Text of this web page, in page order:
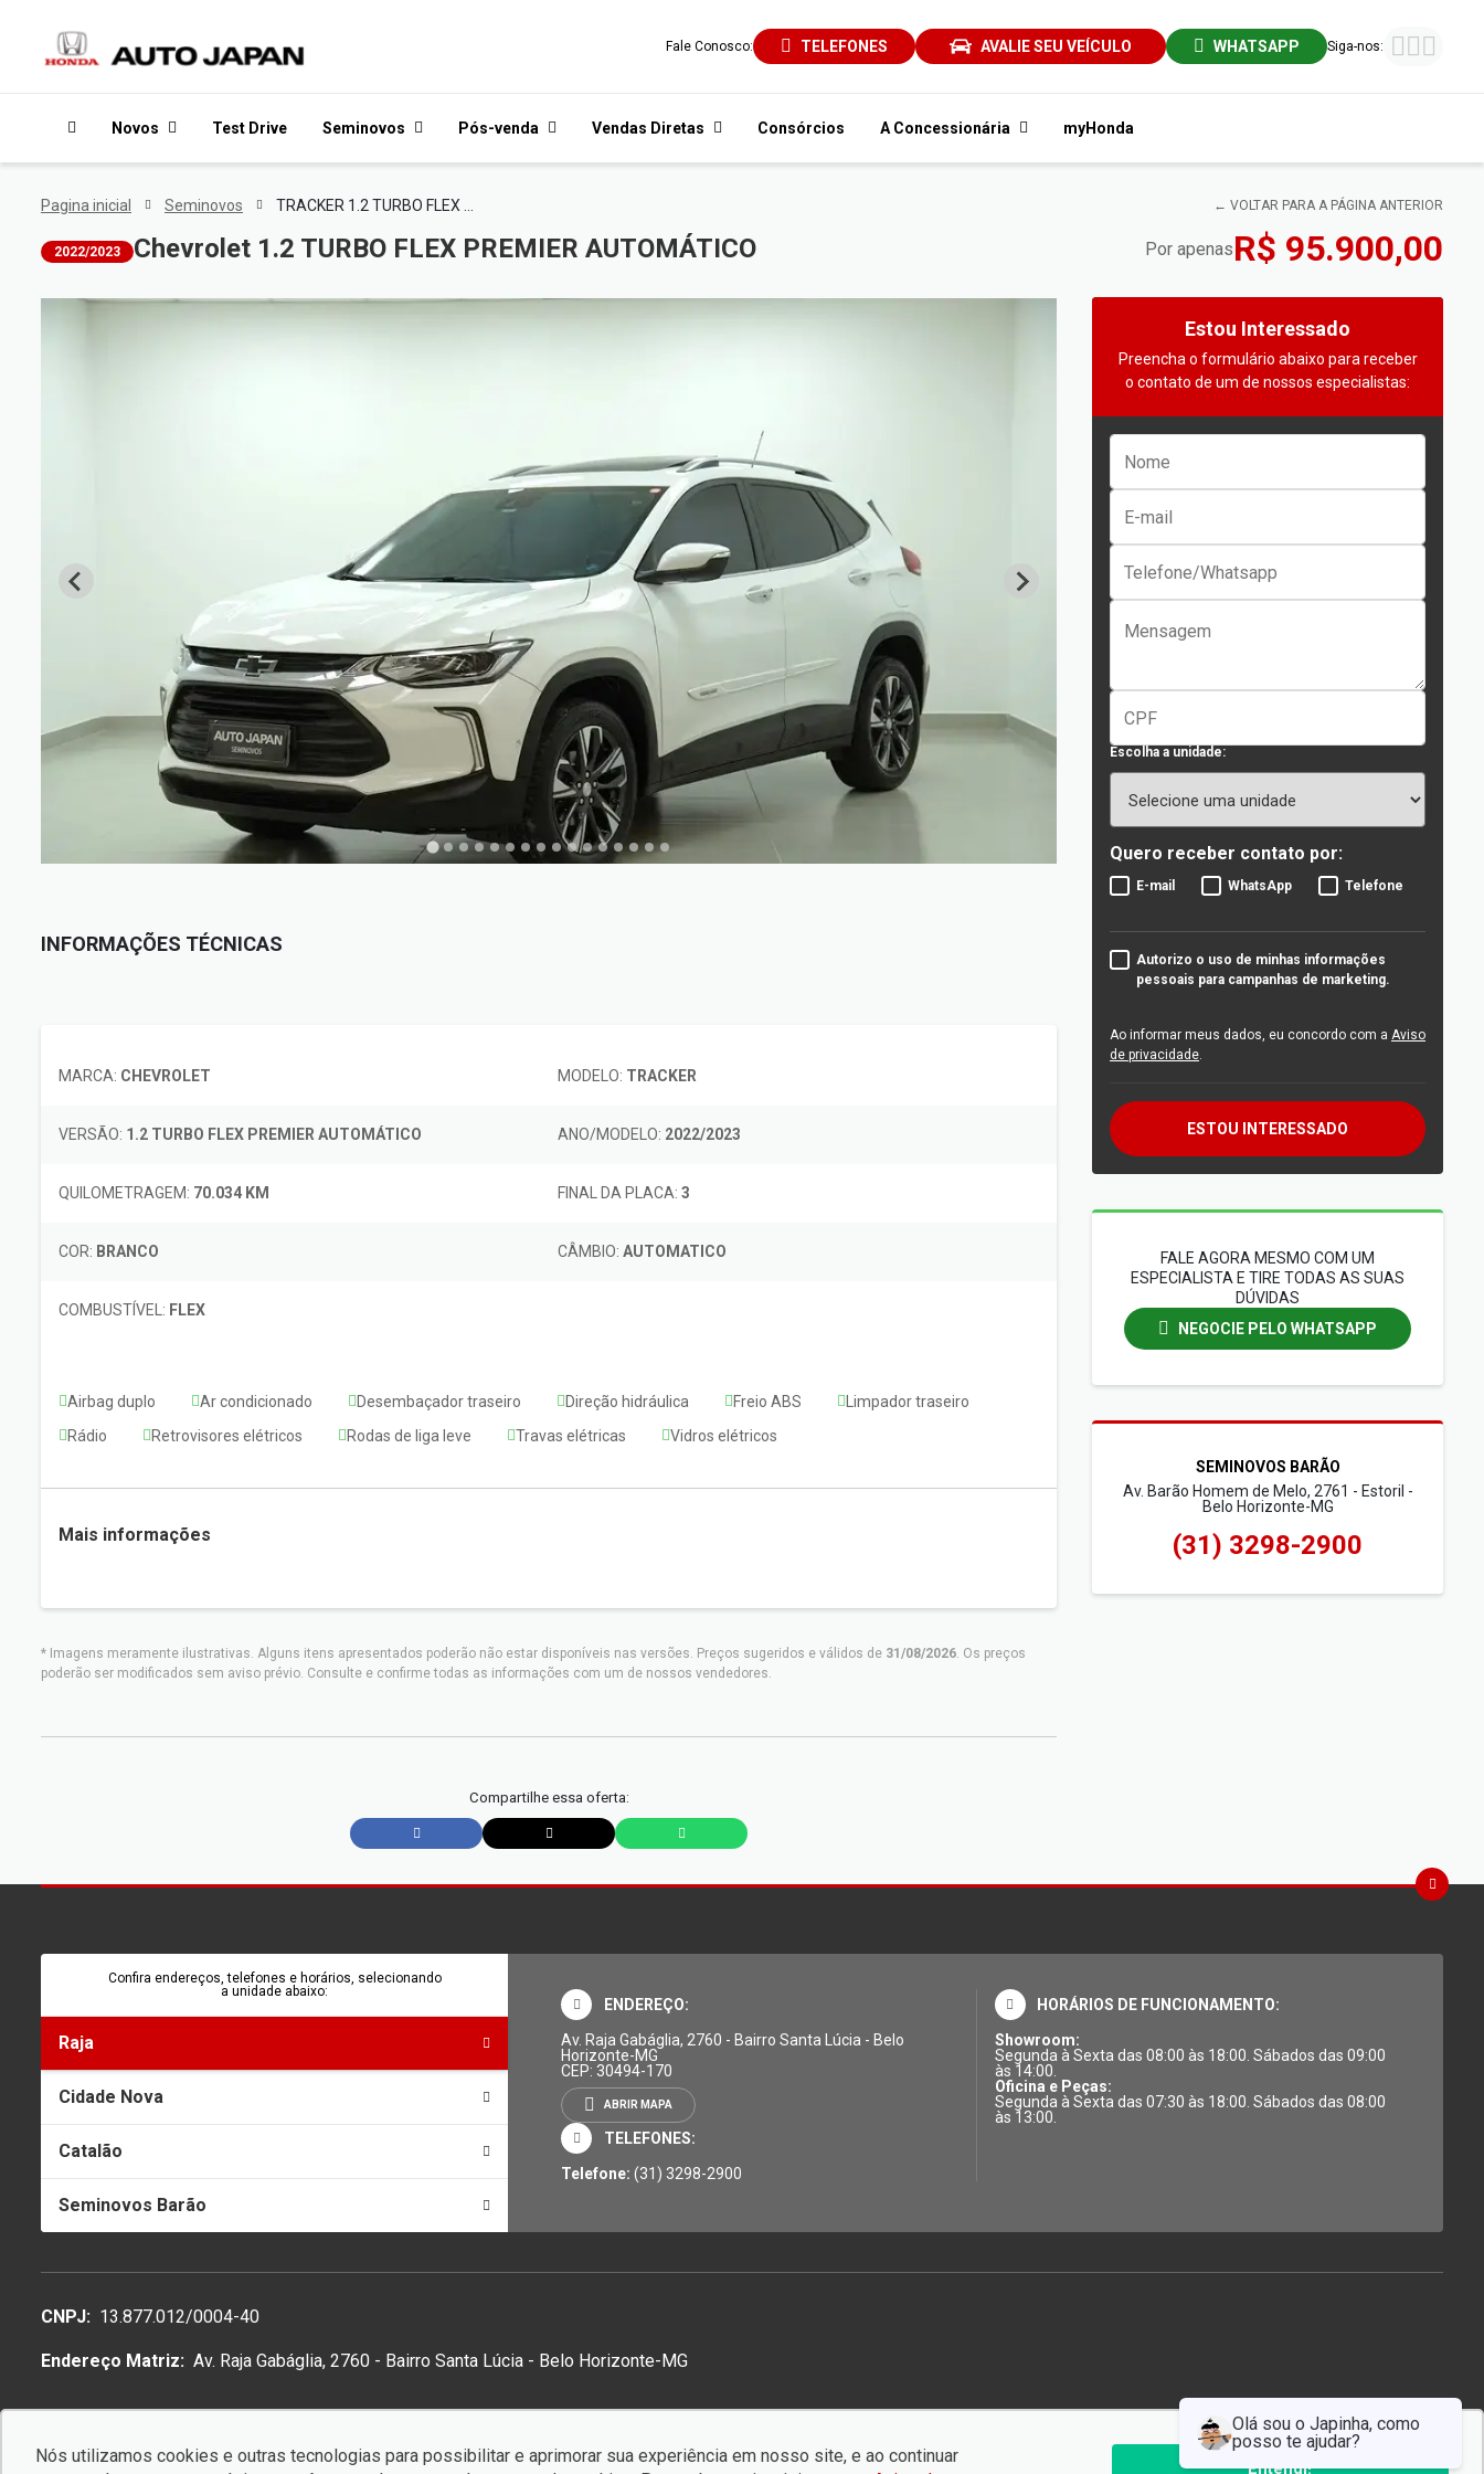
Fale Conosco: TELEFONES AVALIE SEU VEÍCULO WHATSAPP Siga-nos:
Novos Test Drive Seminovos Pós-venda Vendas Diretas Consórcios A Concessionária myHonda
Pagina inicial Seminovos ← VOLTAR PARA A PÁGINA ANTERIOR
2022/2023 Chevrolet 1.2 TURBO FLEX PREMIER AUTOMÁTICO
INFORMAÇÕES TÉCNICAS
MARCA: CHEVROLET MODELO: TRACKER
VERSÃO: 1.2 TURBO FLEX PREMIER AUTOMÁTICO ANO/MODELO: 2022/2023
QUILOMETRAGEM: 70.034 KM FINAL DA PLACA: 3
COR: BRANCO CÂMBIO: AUTOMATICO
COMBUSTÍVEL: FLEX
Airbag duplo Ar condicionado Desembaçador traseiro Direção hidráulica Freio ABS
Limpador traseiro
Rádio
Retrovisores elétricos Rodas de liga leve Travas elétricas Vidros elétricos
Mais informações
* Imagens meramente ilustrativas. Alguns itens apresentados poderão não estar disponíveis nas versões. Preços sugeridos e válidos de 31/08/2026. Os preços
poderão ser modificados sem aviso prévio. Consulte e confirme todas as informações com um de nossos vendedores.
Compartilhe essa oferta:
Por apenasR$ 95.900,00
Estou Interessado
Preencha o formulário abaixo para receber
o contato de um de nossos especialistas:
Escolha a unidade:
Quero receber contato por:
E-mail WhatsApp Telefone
Autorizo o uso de minhas informações
pessoais para campanhas de marketing.
Ao informar meus dados, eu concordo com a Aviso
de privacidade.
ESTOU INTERESSADO
FALE AGORA MESMO COM UM
ESPECIALISTA E TIRE TODAS AS SUAS
DÚVIDAS
NEGOCIE PELO WHATSAPP
SEMINOVOS BARÃO
Av. Barão Homem de Melo, 2761 - Estoril -
Belo Horizonte-MG
(31) 3298-2900
Confira endereços, telefones e horários, selecionando
a unidade abaixo:
Raja
Cidade Nova
Catalão
Seminovos Barão
ENDEREÇO:
Av. Raja Gabáglia, 2760 - Bairro Santa Lúcia - Belo
Horizonte-MG
CEP: 30494-170
ABRIR MAPA
TELEFONES:
Telefone: (31) 3298-2900
HORÁRIOS DE FUNCIONAMENTO:
Showroom:
Segunda à Sexta das 08:00 às 18:00. Sábados das 09:00
às 14:00.
Oficina e Peças:
Segunda à Sexta das 07:30 às 18:00. Sábados das 08:00
às 13:00.
CNPJ: 13.877.012/0004-40
Endereço Matriz: Av. Raja Gabáglia, 2760 - Bairro Santa Lúcia - Belo Horizonte-MG
Nós utilizamos cookies e outras tecnologias para possibilitar e aprimorar sua experiência em nosso site, e ao continuar
Entendi!